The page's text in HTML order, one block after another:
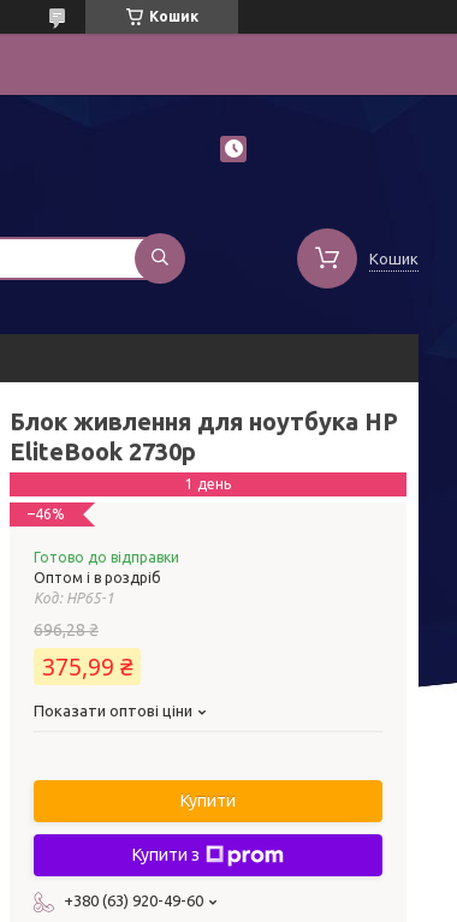
Кошик
Кошик
Блок живлення для ноутбука HP
EliteBook 2730p
1 день
–46%
Готово до відправки
Оптом і в роздріб
Код: НР65-1
696,28 ₴
375,99 ₴
Показати оптові ціни
Купити
Купити з
+380 (63) 920-49-60